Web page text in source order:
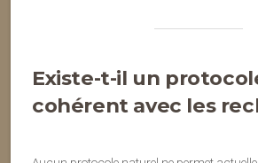
Existe-t-il un
cohérent avec les